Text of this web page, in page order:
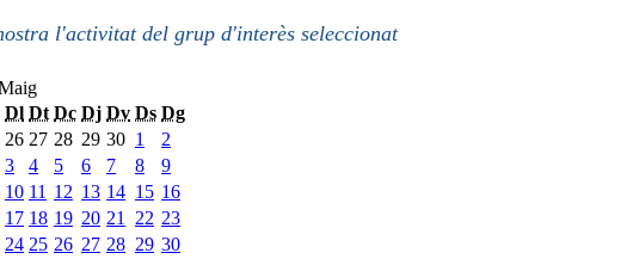
l'activitat del grup d'interès seleccionat
Dl Dt Dc Dj Dv Ds Dg
26 27 28 29 30 1
2
3 4 5 6 7 8
9
10 11 12 13 14 15 16
17 18 19 20 21 22 23
24 25 26 27 28 29 30